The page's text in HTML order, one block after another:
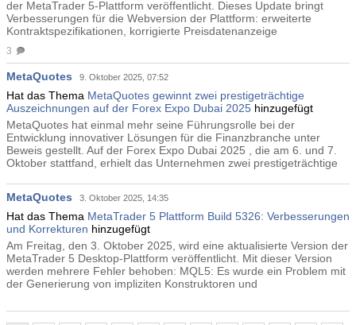
der MetaTrader 5-Plattform veröffentlicht. Dieses Update bringt
Verbesserungen für die Webversion der Plattform: erweiterte
Kontraktspezifikationen, korrigierte Preisdatenanzeige
3
MetaQuotes 9. Oktober 2025, 07:52
Hat das Thema MetaQuotes gewinnt zwei prestigeträchtige
Auszeichnungen auf der Forex Expo Dubai 2025 hinzugefügt
MetaQuotes hat einmal mehr seine Führungsrolle bei der
Entwicklung innovativer Lösungen für die Finanzbranche unter
Beweis gestellt. Auf der Forex Expo Dubai 2025 , die am 6. und 7.
Oktober stattfand, erhielt das Unternehmen zwei prestigeträchtige
MetaQuotes 3. Oktober 2025, 14:35
Hat das Thema MetaTrader 5 Plattform Build 5326: Verbesserungen
und Korrekturen hinzugefügt
Am Freitag, den 3. Oktober 2025, wird eine aktualisierte Version der
MetaTrader 5 Desktop-Plattform veröffentlicht. Mit dieser Version
werden mehrere Fehler behoben: MQL5: Es wurde ein Problem mit
der Generierung von impliziten Konstruktoren und